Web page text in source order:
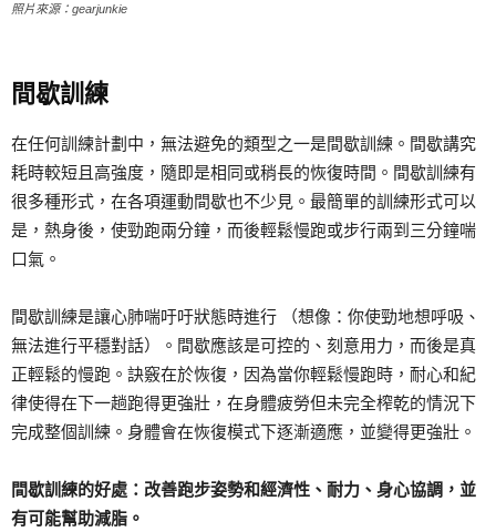
照片來源：gearjunkie
間歇訓練
在任何訓練計劃中，無法避免的類型之一是間歇訓練。間歇講究
耗時較短且高強度，隨即是相同或稍長的恢復時間。間歇訓練有
很多種形式，在各項運動間歇也不少見。最簡單的訓練形式可以
是，熱身後，使勁跑兩分鐘，而後輕鬆慢跑或步行兩到三分鐘喘
口氣。
間歇訓練是讓心肺喘吁吁狀態時進行 （想像：你使勁地想呼吸、
無法進行平穩對話）。間歇應該是可控的、刻意用力，而後是真
正輕鬆的慢跑。訣竅在於恢復，因為當你輕鬆慢跑時，耐心和紀
律使得在下一趟跑得更強壯，在身體疲勞但未完全榨乾的情況下
完成整個訓練。身體會在恢復模式下逐漸適應，並變得更強壯。
間歇訓練的好處：改善跑步姿勢和經濟性、耐力、身心協調，並
有可能幫助減脂。